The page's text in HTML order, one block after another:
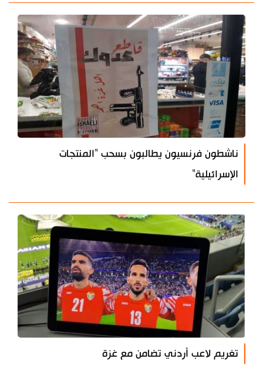
ناشطون فرنسيون يطالبون بسحب "المنتجات
الإسرائيلية"
تغريم لاعب أردني تضامن مع غزة